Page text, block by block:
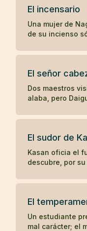
El incensario
Una mujer de
de su incienso
manchando
El señor
Dos maestros
alaba, pero
la práctica.
El sudor de
Kasan oficia el
descubre, por
la soledad del
El
Un estudiante
mal carácter; el